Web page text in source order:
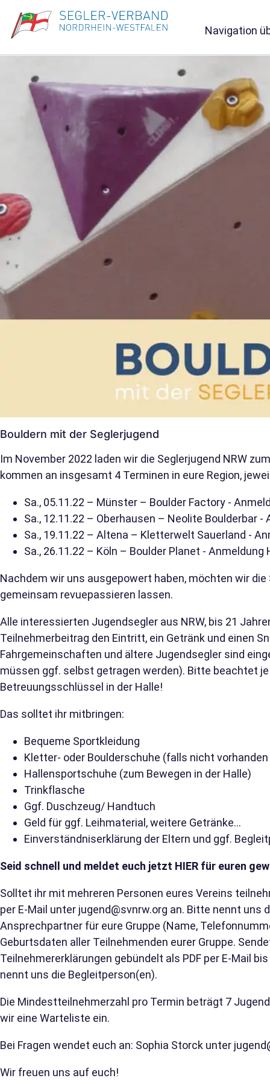
Navigation
Bouldern mit der Seglerjugend
Im November 2022 laden wir die Seglerjugend NRW
kommen an insgesamt 4 Terminen in eure Region,
Sa., 05.11.22 – Münster – Boulder Factory -
Sa., 12.11.22 – Oberhausen – Neolite Boulderbar -
Sa., 19.11.22 – Altena – Kletterwelt Sauerland -
Sa., 26.11.22 – Köln – Boulder Planet - Anmeldung
Nachdem wir uns ausgepowert haben, möchten wir die
gemeinsam revuepassieren lassen.
Alle interessierten Jugendsegler aus NRW, bis 21
Teilnehmerbeitrag den Eintritt, ein Getränk und einen
Fahrgemeinschaften und ältere Jugendsegler sind
müssen ggf. selbst getragen werden). Bitte beachtet
Betreuungsschlüssel in der Halle!
Das solltet ihr mitbringen:
Bequeme Sportkleidung
Kletter- oder Boulderschuhe (falls nicht
Hallensportschuhe (zum Bewegen in der Halle)
Trinkflasche
Ggf. Duschzeug/ Handtuch
Geld für ggf. Leihmaterial, weitere Getränke…
Einverständniserklärung der Eltern und ggf.
Seid schnell und meldet euch jetzt HIER für euren
Solltet ihr mit mehreren Personen eures Vereins
per E-Mail unter jugend@svnrw.org an. Bitte nennt uns
Ansprechpartner für eure Gruppe (Name,
Geburtsdaten aller Teilnehmenden eurer Gruppe.
Teilnehmererklärungen gebündelt als PDF per E-Mail
nennt uns die Begleitperson(en).
Die Mindestteilnehmerzahl pro Termin beträgt 7
wir eine Warteliste ein.
Bei Fragen wendet euch an: Sophia Storck unter
Wir freuen uns auf euch!